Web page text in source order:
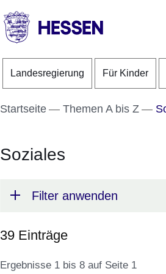
Direkt zum Kopf der
Direkt zum Inhalt
Direkt zum Fuß der
Landesregierung
Landesregierung Für Kinder
Startseite Themen A bis Z
Soziales
Filter anwenden
39 Einträge
Ergebnisse 1 bis 8 auf Seite 1